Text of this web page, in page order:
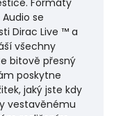
Formáty
se
Dirac Live ™ a
všechny
bitově přesný
poskytne
jaký jste kdy
vestavěnému